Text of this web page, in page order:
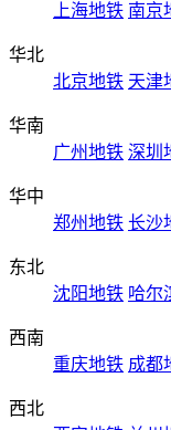
上海地铁 南京
华北
北京地铁 天津
华南
广州地铁 深圳
华中
郑州地铁 长沙
东北
沈阳地铁 哈尔
西南
重庆地铁 成都
西北